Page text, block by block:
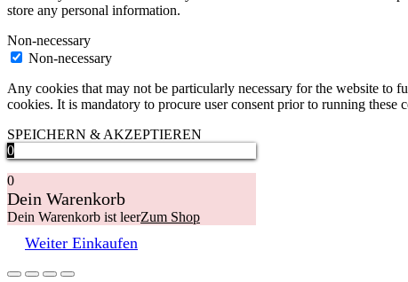
store any personal information.
Non-necessary
Non-necessary
Any cookies that may not be particularly necessary for the website to
cookies. It is mandatory to procure user consent prior to running these
SPEICHERN & AKZEPTIEREN
0
0
Dein Warenkorb
Dein Warenkorb ist leerZum Shop
Weiter Einkaufen